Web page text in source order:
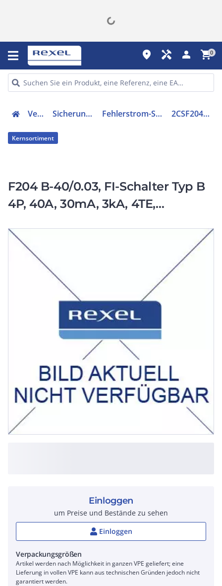
place handyman person shopping_cart0
Verteiler Sicherungsmaterial Fehlerstrom-Schutzschalter 2CSF204568R1400
Kernsortiment
F204 B-40/0.03, FI-Schalter Typ B
4P, 40A, 30mA, 3kA, 4TE,
Einloggen
um Preise und Bestände zu sehen
Einloggen
Verpackungsgrößen
Artikel werden nach Möglichkeit in ganzen VPE geliefert; eine
Lieferung in vollen VPE kann aus technischen Gründen jedoch nicht
garantiert werden.